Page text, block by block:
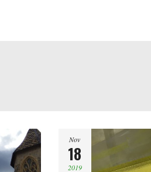
Nov
18
2019